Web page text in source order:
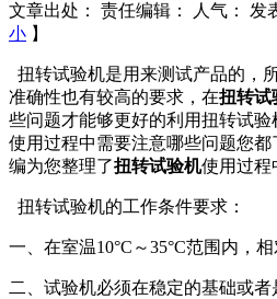
文章出处： 责任编辑： 人气： 发
小 】
扭转试验机是用来测试产品的，
准确性也有较高的要求，在扭转试
些问题才能够更好的利用扭转试验
使用过程中需要注意哪些问题您
编为您整理了扭转试验机使用过程
扭转试验机的工作条件要求：
一、在室温10°C～35°C范围内，
二、试验机必须在稳定的基础或